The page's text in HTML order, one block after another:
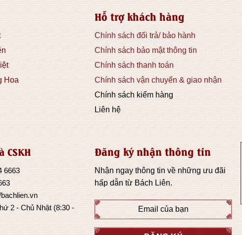
Hoa
Hỗ trợ khách hàng
Chính sách đổi trả/ bảo hành
Chính sách bảo mật thông tin
Chính sách thanh toán
Chính sách vận chuyển & giao nhận
Chính sách kiểm hàng
Liên hệ
CSKH
6663
2 - Chủ Nhật (8:30 -
Đăng ký nhận thông tin
Nhận ngay thông tin về những ưu đãi
hấp dẫn từ Bách Liên.